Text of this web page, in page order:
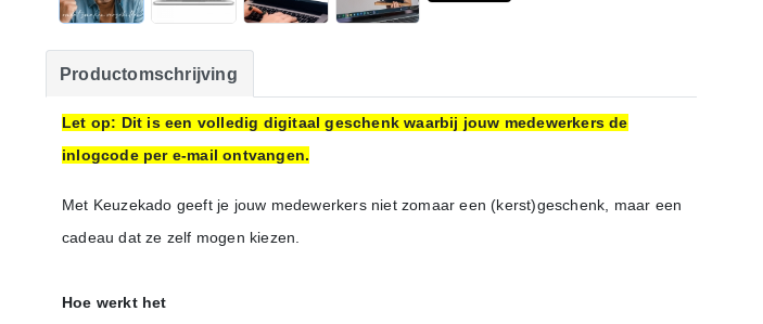
Productomschrijving
Let op: Dit is een volledig digitaal geschenk waarbij jouw medewerkers de
inlogcode per e-mail ontvangen.
Met Keuzekado geeft je jouw medewerkers niet zomaar een (kerst)geschenk, maar een
cadeau dat ze zelf mogen kiezen.
Hoe werkt het